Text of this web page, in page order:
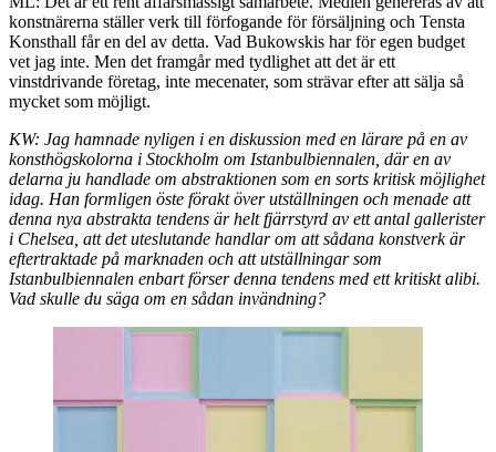
konstnärerna ställer verk till förfogande för försäljning och Tensta
Konsthall får en del av detta. Vad Bukowskis har för egen budget
vet jag inte. Men det framgår med tydlighet att det är ett
vinstdrivande företag, inte mecenater, som strävar efter att sälja så
mycket som möjligt.
KW: Jag hamnade nyligen i en diskussion med en lärare på en av
konsthögskolorna i Stockholm om Istanbulbiennalen, där en av
delarna ju handlade om abstraktionen som en sorts kritisk möjlighet
idag. Han formligen öste förakt över utställningen och menade att
denna nya abstrakta tendens är helt fjärrstyrd av ett antal gallerister
i Chelsea, att det uteslutande handlar om att sådana konstverk är
eftertraktade på marknaden och att utställningar som
Istanbulbiennalen enbart förser denna tendens med ett kritiskt alibi.
Vad skulle du säga om en sådan invändning?